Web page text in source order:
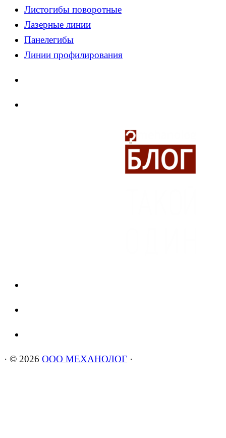
Листогибы поворотные
Лазерные линии
Панелегибы
Линии профилирования
· © 2026 ООО МЕХАНОЛОГ ·